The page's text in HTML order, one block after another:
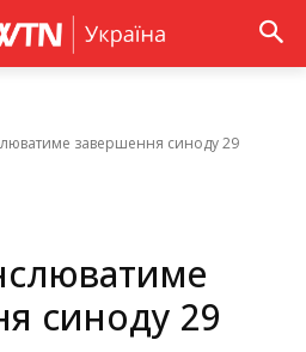
завершення синоду 29
синоду 29